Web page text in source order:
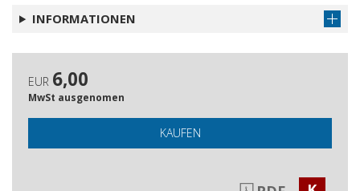
INFORMATIONEN
EUR 6,00
MwSt ausgenomen
KAUFEN